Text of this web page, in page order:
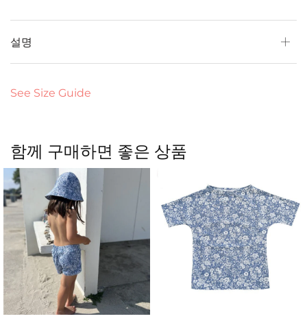
설명
See Size Guide
함께 구매하면 좋은 상품